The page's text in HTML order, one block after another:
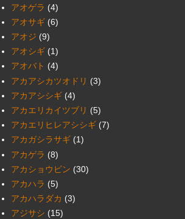
アオゲラ (4)
アオサギ (6)
アオジ (9)
アオシギ (1)
アオバト (4)
アカアシカツオドリ (3)
アカアシシギ (4)
アカエリカイツブリ (5)
アカエリヒレアシシギ (7)
アカガシラサギ (1)
アカゲラ (8)
アカショウビン (30)
アカハラ (5)
アカハラダカ (3)
アジサシ (15)